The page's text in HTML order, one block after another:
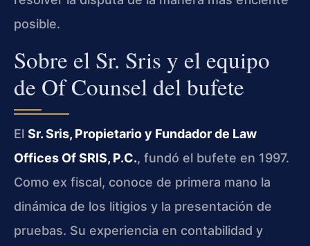
posible.
Sobre el Sr. Sris y el equipo
de Of Counsel del bufete
El Sr. Sris, Propietario y Fundador de Law
Offices Of SRIS, P.C., fundó el bufete en 1997.
Como ex fiscal, conoce de primera mano la
dinámica de los litigios y la presentación de
pruebas. Su experiencia en contabilidad y